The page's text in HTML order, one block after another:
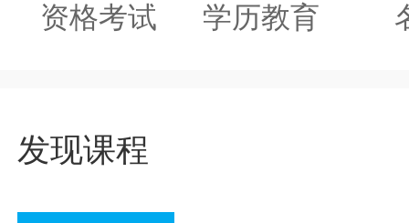
资格考试 学历教育
发现课程